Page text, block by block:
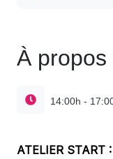
À
14:00h -
ATELIER START